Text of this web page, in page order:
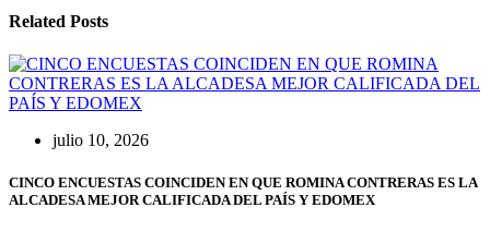
Related Posts
julio 10, 2026
CINCO ENCUESTAS COINCIDEN EN QUE ROMINA CONTRERAS ES LA
ALCADESA MEJOR CALIFICADA DEL PAÍS Y EDOMEX